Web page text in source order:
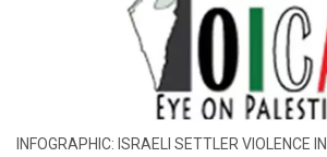
INFOGRAPHIC: ISRAELI SETTLER